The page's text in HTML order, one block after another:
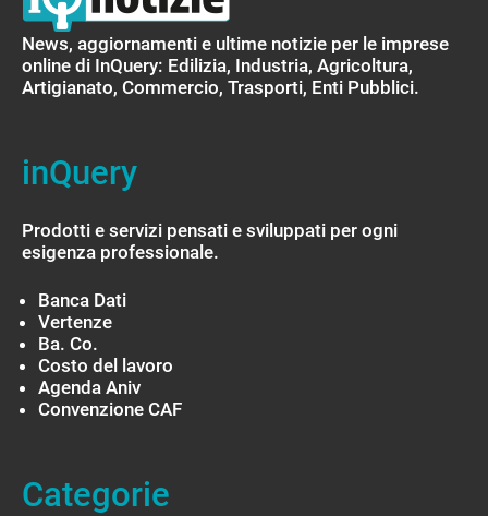
News, aggiornamenti e ultime notizie per le imprese
online di InQuery: Edilizia, Industria, Agricoltura,
Artigianato, Commercio, Trasporti, Enti Pubblici.
inQuery
Prodotti e servizi pensati e sviluppati per ogni
esigenza professionale.
Banca Dati
Vertenze
Ba. Co.
Costo del lavoro
Agenda Aniv
Convenzione CAF
Categorie